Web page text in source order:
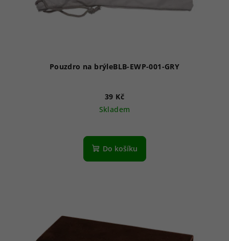
Pouzdro na brýleBLB-EWP-001-GRY
39 Kč
Skladem
Do košíku